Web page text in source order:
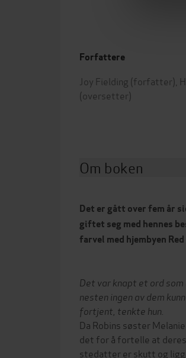
Forfattere
Joy Fielding (forfatter),
(oversetter)
Om boken
Det er gått over fem år
giftet seg med hennes
farvel med hjembyen
Det var knapt et ord
nesten ingen av dem
fortjent, tenkte hun.
Da Robins søster
det for å fortelle at deres
stedatter er skutt og